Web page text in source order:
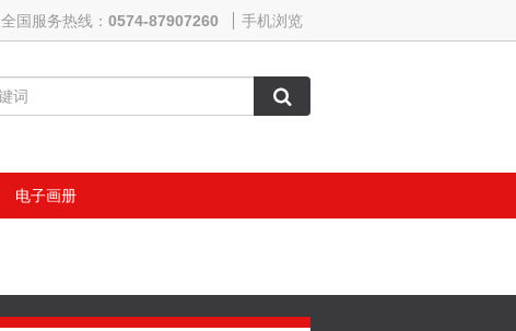
全国服务热线： 0574-87907260 手机浏览
电子画册